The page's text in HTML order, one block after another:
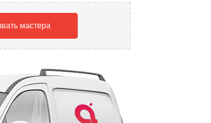
мастера